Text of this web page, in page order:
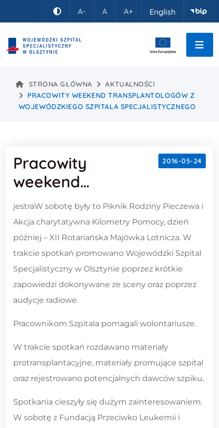
Kontrast
A- A A+ English
STRONA GŁÓWNA
AKTUALNOŚCI
PRACOWITY WEEKEND TRANSPLANTOLOGÓW Z
WOJEWÓDZKIEGO SZPITALA SPECJALISTYCZNEGO
2016-05-24
Pracowity
weekend
transplantologów z
Wojewódzkiego
Szpitala
Specjalistycznego
Treść wpisu
jestraW sobotę były to Piknik Rodziny Pieczewa i
Akcja charytatywna Kilometry Pomocy, dzień
później – XII Rotariańska Majówka Lotnicza. W
trakcie spotkań promowano Wojewódzki Szpital
Specjalistyczny w Olsztynie poprzez krótkie
zapowiedzi dokonywane ze sceny oraz poprzez
audycje radiowe.
Pracownikom Szpitala pomagali wolontariusze.
W trakcie spotkań rozdawano materiały
protransplantacyjne, materiały promujące szpital
oraz rejestrowano potencjalnych dawców szpiku.
Spotkania cieszyły się dużym zainteresowaniem.
W sobotę z Fundacją Przeciwko Leukemii i